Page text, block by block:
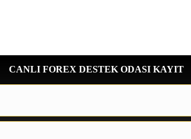
CANLI FOREX DESTEK ODASI KAYIT